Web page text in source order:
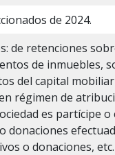
de 2024.
de retenciones
de inmuebles,
del capital
régimen de
es partícipe
donaciones
o donaciones, etc.